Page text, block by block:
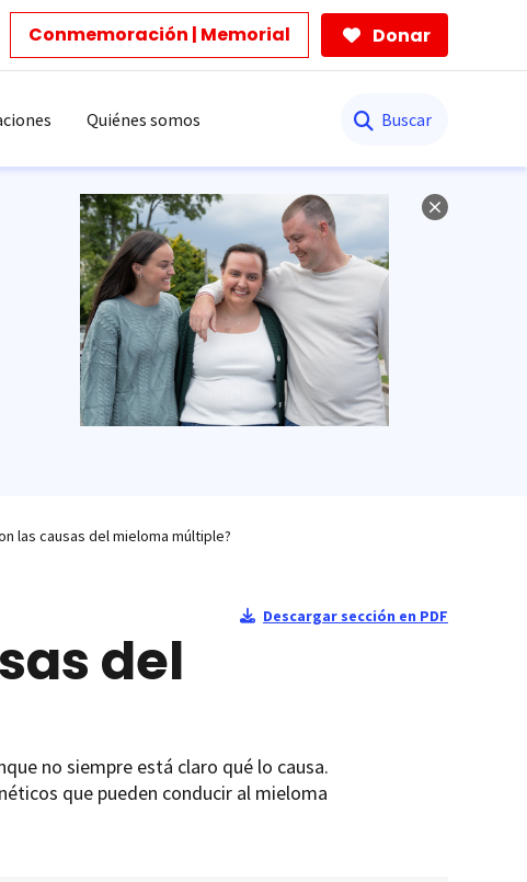
Conmemoración | Memorial Donar
Quiénes somos
las causas del mieloma múltiple?
Descargar sección en PDF
del
no siempre está claro qué lo causa.
que pueden conducir al mieloma